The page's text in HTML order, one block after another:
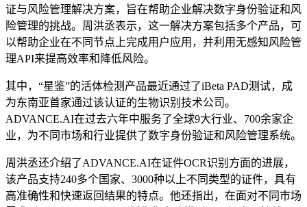
证与风险管理解决方案，旨在帮助企业解决数字身份验证和风
险管理的挑战。周洪丞表示，这一解决方案包括多个产品，可
以帮助企业在不同节点上完成用户应用，并利用无感知风险管
理API来提高效率和降低风险。
其中，“星鉴”的活体检测产品最近通过了iBeta PAD测试，成
为东南亚首家通过该认证的生物识别技术公司。
ADVANCE.AI在过去六年中服务了全球9大行业、700余家企
业，为不同市场和行业提供了数字身份验证和风险管理系统。
周洪丞还介绍了ADVANCE.AI在证件OCR识别方面的进展，
该产品支持240多个国家、3000种以上不同类型的证件，具有
高准确性和快速返回结果的特点。他还指出，在面对不同市场